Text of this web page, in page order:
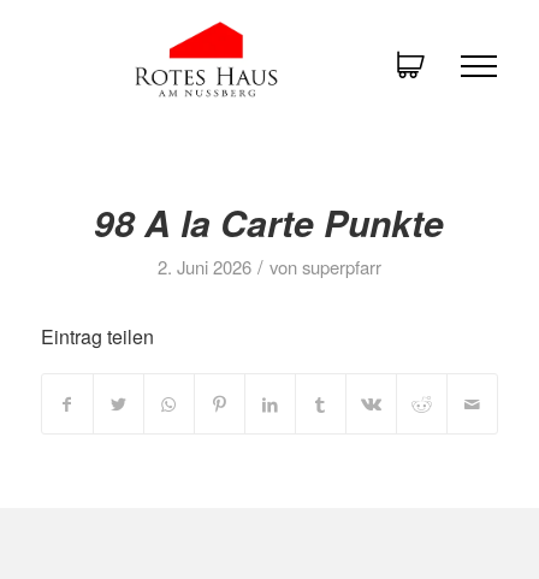
98 A la Carte Punkte
2. Juni 2026 / vonsuperpfarr
Eintrag teilen